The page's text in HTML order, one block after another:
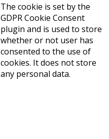
The cookie is set by the
GDPR Cookie Consent
plugin and is used to store
whether or not user has
consented to the use of
cookies. It does not store
any personal data.